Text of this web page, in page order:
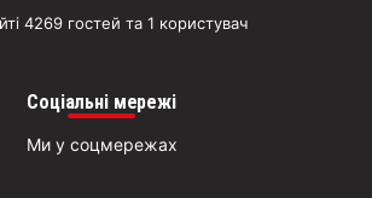
4269 гостей та 1 користувач
Соціальні мережі
Ми у соцмережах